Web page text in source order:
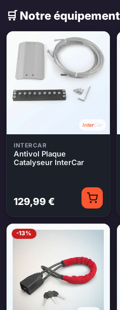
🛒 Notre
INTERCAR
Antivol Plaque
Catalyseur InterCar
129,99 €
-13%